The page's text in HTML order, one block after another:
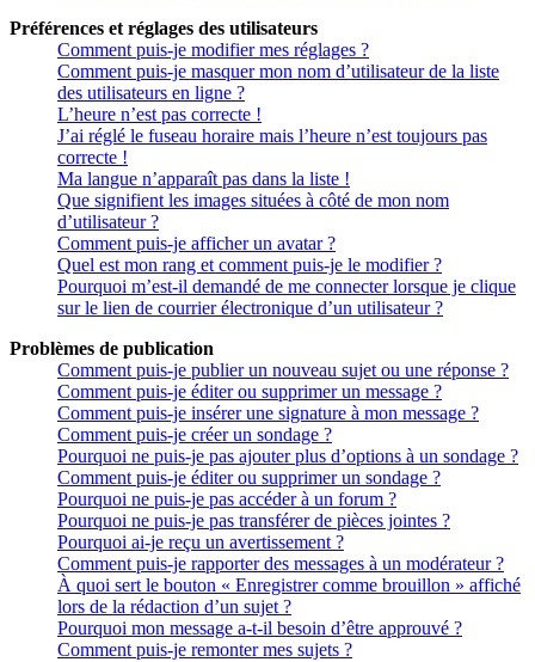
Préférences et réglages des utilisateurs
Comment puis-je modifier mes réglages ?
Comment puis-je masquer mon nom d’utilisateur de la liste
des utilisateurs en ligne ?
L’heure n’est pas correcte !
J’ai réglé le fuseau horaire mais l’heure n’est toujours pas
correcte !
Ma langue n’apparaît pas dans la liste !
Que signifient les images situées à côté de mon nom
d’utilisateur ?
Comment puis-je afficher un avatar ?
Quel est mon rang et comment puis-je le modifier ?
Pourquoi m’est-il demandé de me connecter lorsque je clique
sur le lien de courrier électronique d’un utilisateur ?
Problèmes de publication
Comment puis-je publier un nouveau sujet ou une réponse ?
Comment puis-je éditer ou supprimer un message ?
Comment puis-je insérer une signature à mon message ?
Comment puis-je créer un sondage ?
Pourquoi ne puis-je pas ajouter plus d’options à un sondage ?
Comment puis-je éditer ou supprimer un sondage ?
Pourquoi ne puis-je pas accéder à un forum ?
Pourquoi ne puis-je pas transférer de pièces jointes ?
Pourquoi ai-je reçu un avertissement ?
Comment puis-je rapporter des messages à un modérateur ?
À quoi sert le bouton « Enregistrer comme brouillon » affiché
lors de la rédaction d’un sujet ?
Pourquoi mon message a-t-il besoin d’être approuvé ?
Comment puis-je remonter mes sujets ?